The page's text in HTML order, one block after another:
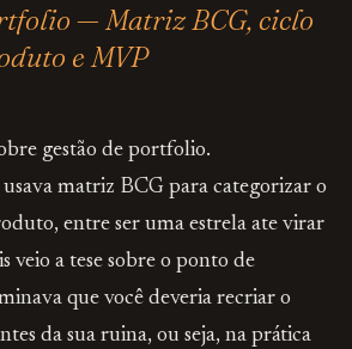
— Matriz BCG, ciclo
e MVP
gestão de portfolio.
matriz BCG para categorizar o
entre ser uma estrela ate virar
veio a tese sobre o ponto de
que você deveria recriar o
da sua ruina, ou seja, na prática